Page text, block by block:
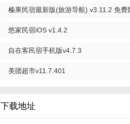
榛果民宿最新版(旅游导航) v3.11.2 免费
悠家民宿iOS v1.4.2
自在客民宿手机版v4.7.3
美团超市v11.7.401
下载地址